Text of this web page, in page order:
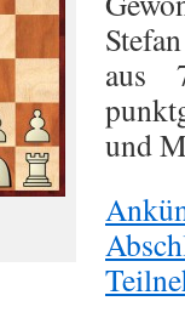
aus
und